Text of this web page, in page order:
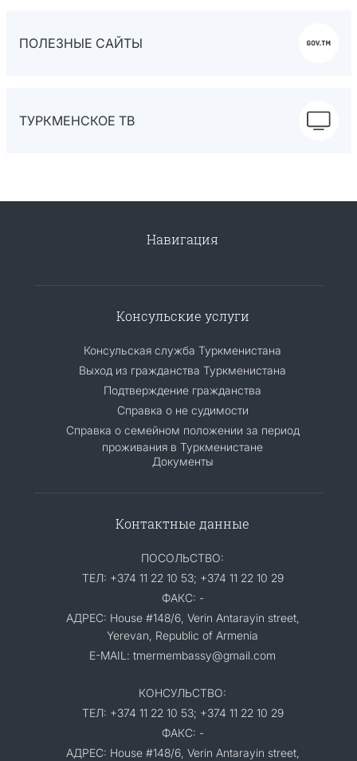
ПОЛЕЗНЫЕ САЙТЫ
ТУРКМЕНСКОЕ ТВ
Навигация
Консульские услуги
Консульская служба Туркменистана
Выход из гражданства Туркменистана
Подтверждение гражданства
Справка о не судимости
Справка о семейном положении за период
проживания в Туркменистане
Документы
Контактные данные
ПОСОЛЬСТВО:
ТЕЛ: +374 11 22 10 53; +374 11 22 10 29
ФАКС: -
АДРЕС: House #148/6, Verin Antarayin street,
Yerevan, Republic of Armenia
E-MAIL: tmermembassy@gmail.com
КОНСУЛЬСТВО:
ТЕЛ: +374 11 22 10 53; +374 11 22 10 29
ФАКС: -
АДРЕС: House #148/6, Verin Antarayin street,